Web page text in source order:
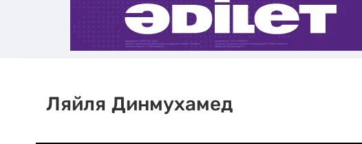
Ляйля Динмухамед